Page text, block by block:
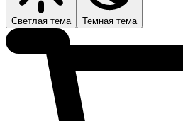
Светлая тема Темная тема